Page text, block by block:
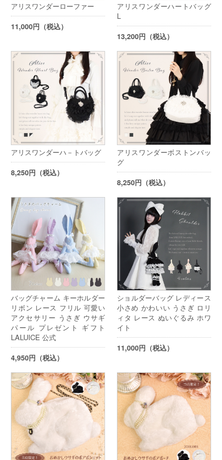
アリスワンダーローファー
11,000円（税込）
アリスワンダーハートバッグ
L
13,200円（税込）
アリスワンダーハ－トバッグ
8,250円（税込）
アリスワンダーボストンバッ
グ
8,250円（税込）
バッグチャーム キーホルダー
リボン レース フリル 可愛い
アクセサリー うさぎ ウサギ
パール プレゼント ギフト
LALUICE 公式
4,950円（税込）
ショルダーバッグ レディース
小さめ かわいい うさぎ ロリ
ィタ レース ぬいぐるみ ホワ
イト
11,000円（税込）